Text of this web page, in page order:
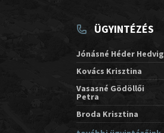
ÜGYINTÉZÉS
Jónásné Héder Hedvig
Kovács Krisztina
Vasasné Gödöllői
Petra
Broda Krisztina